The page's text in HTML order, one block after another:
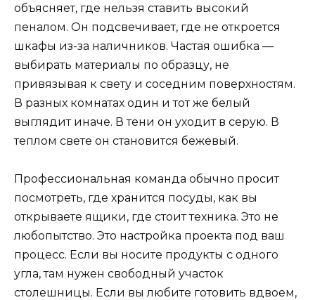
объясняет, где нельзя ставить высокий
пеналом. Он подсвечивает, где не откроется
шкафы из-за наличников. Частая ошибка —
выбирать материалы по образцу, не
привязывая к свету и соседним поверхностям.
В разных комнатах один и тот же белый
выглядит иначе. В тени он уходит в серую. В
теплом свете он становится бежевый.
Профессиональная команда обычно просит
посмотреть, где хранится посуды, как вы
открываете ящики, где стоит техника. Это не
любопытство. Это настройка проекта под ваш
процесс. Если вы носите продукты с одного
угла, там нужен свободный участок
столешницы. Если вы любите готовить вдвоем,